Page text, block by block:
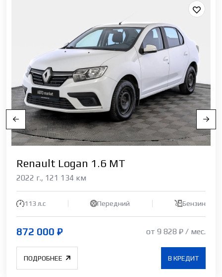
Renault Logan 1.6 МТ
2022 г., 121 134 км
113 л.c Передний Бензин
872 000 ₽ от 9 828 ₽ / мес.
ПОДРОБНЕЕ В КРЕДИТ